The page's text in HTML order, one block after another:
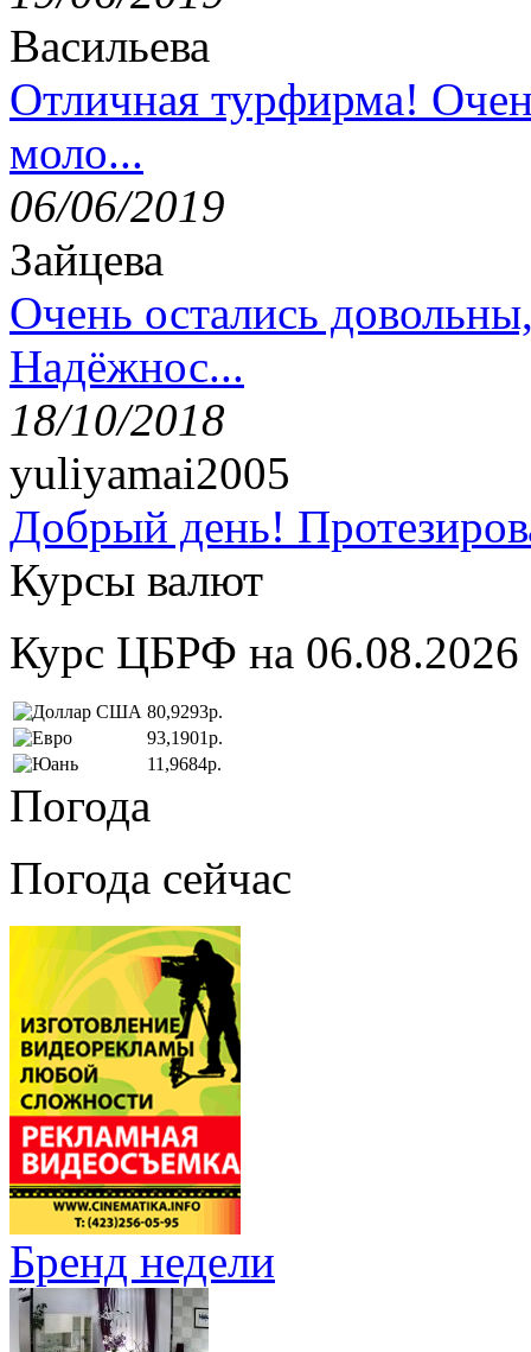
Васильева
Отличная турфирма!
моло...
06/06/2019
Зайцева
Очень остались
Надёжнос...
18/10/2018
yuliyamai2005
Добрый день!
Курсы валют
Курс ЦБРФ на 06.08.2026
80,9293р.
93,1901р.
11,9684р.
Погода
Погода сейчас
Бренд недели